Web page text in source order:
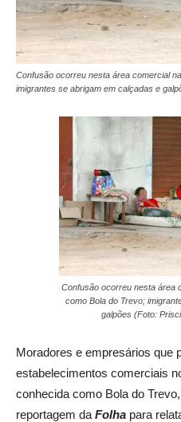
Confusão ocorreu nesta área comercial
imigrantes se abrigam em calçadas e
Confusão ocorreu nesta área
como Bola do Trevo;
galpões (Foto:
Moradores e empresários que
estabelecimentos comerciais
conhecida como Bola do
reportagem da Folha para